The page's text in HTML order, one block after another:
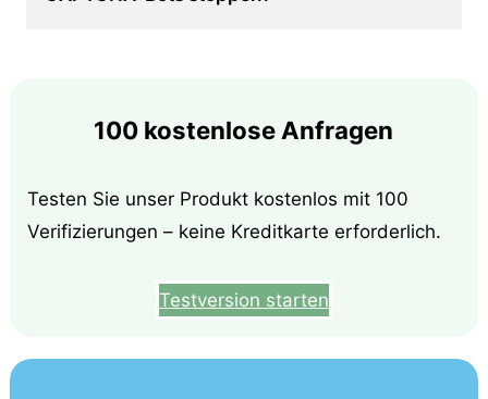
100 kostenlose Anfragen
Testen Sie unser Produkt kostenlos mit 100
Verifizierungen – keine Kreditkarte erforderlich.
Testversion starten